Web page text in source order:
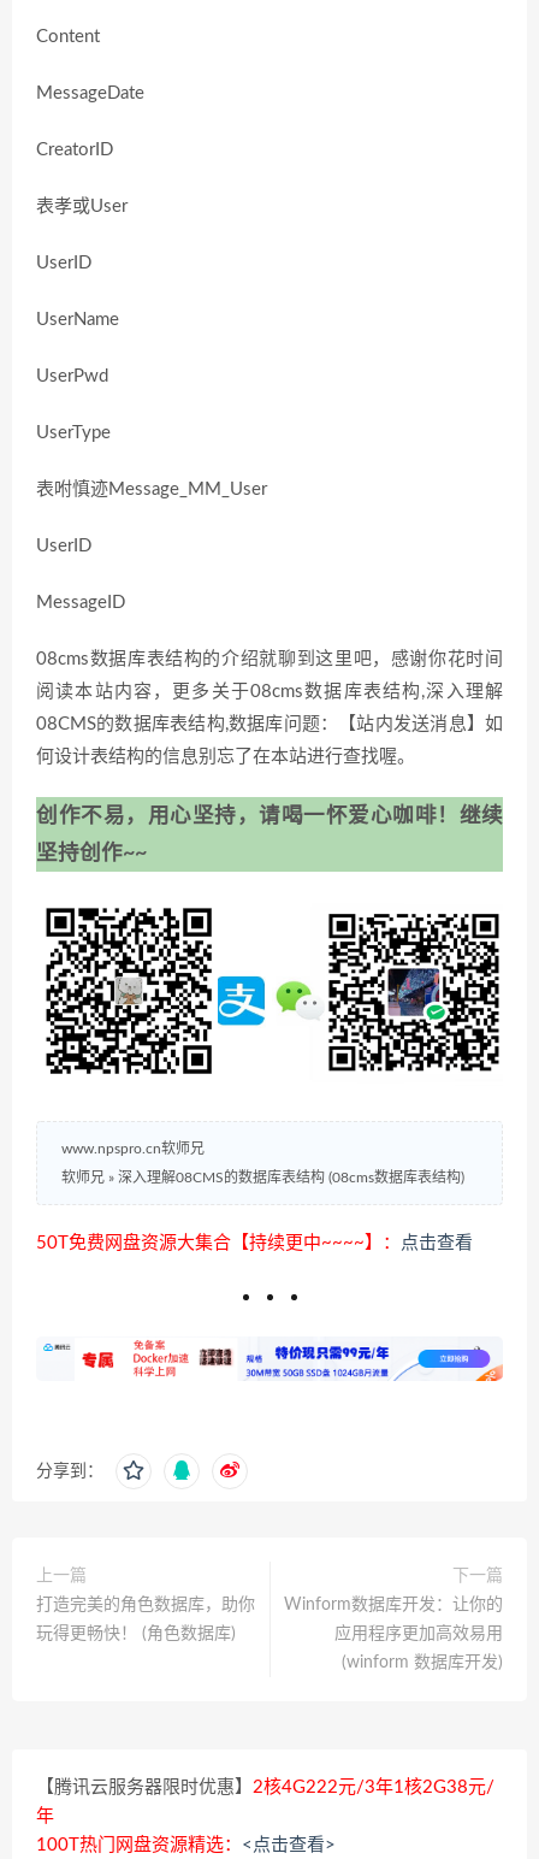
Content
MessageDate
CreatorID
表孝或User
UserID
UserName
UserPwd
UserType
表咐慎迹Message_MM_User
UserID
MessageID
08cms数据库表结构的介绍就聊到这里吧，感谢你花时间
阅读本站内容，更多关于08cms数据库表结构,深入理解
08CMS的数据库表结构,数据库问题：【站内发送消息】如
何设计表结构的信息别忘了在本站进行查找喔。
创作不易，用心坚持，请喝一怀爱心咖啡！继续
坚持创作~~
www.npspro.cn软师兄
软师兄 » 深入理解08CMS的数据库表结构 (08cms数据库表结构)
50T免费网盘资源大集合【持续更中~~~~】： 点击查看
分享到：
上一篇
打造完美的角色数据库，助你
玩得更畅快！ (角色数据库)
下一篇
Winform数据库开发：让你的
应用程序更加高效易用
(winform 数据库开发)
【腾讯云服务器限时优惠】 2核4G222元/3年1核2G38元/
年
100T热门网盘资源精选： <点击查看>